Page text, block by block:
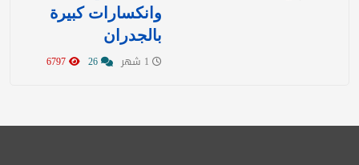
وانكسارات كبيرة
بالجدران